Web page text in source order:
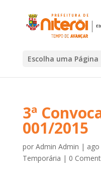
Escolha uma Página
3ª
001/2015
por Admin Admin |
Temporária | 0